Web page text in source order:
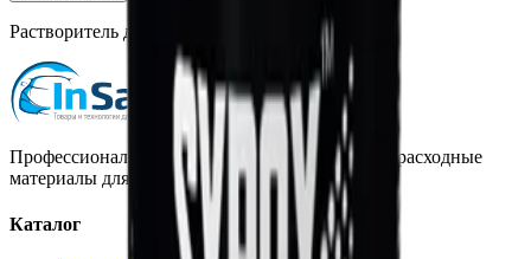
Растворитель для переходов Syrox S8100 1 л
Профессиональная автохимия, оборудование и расходные
материалы для детейлинга.
Каталог